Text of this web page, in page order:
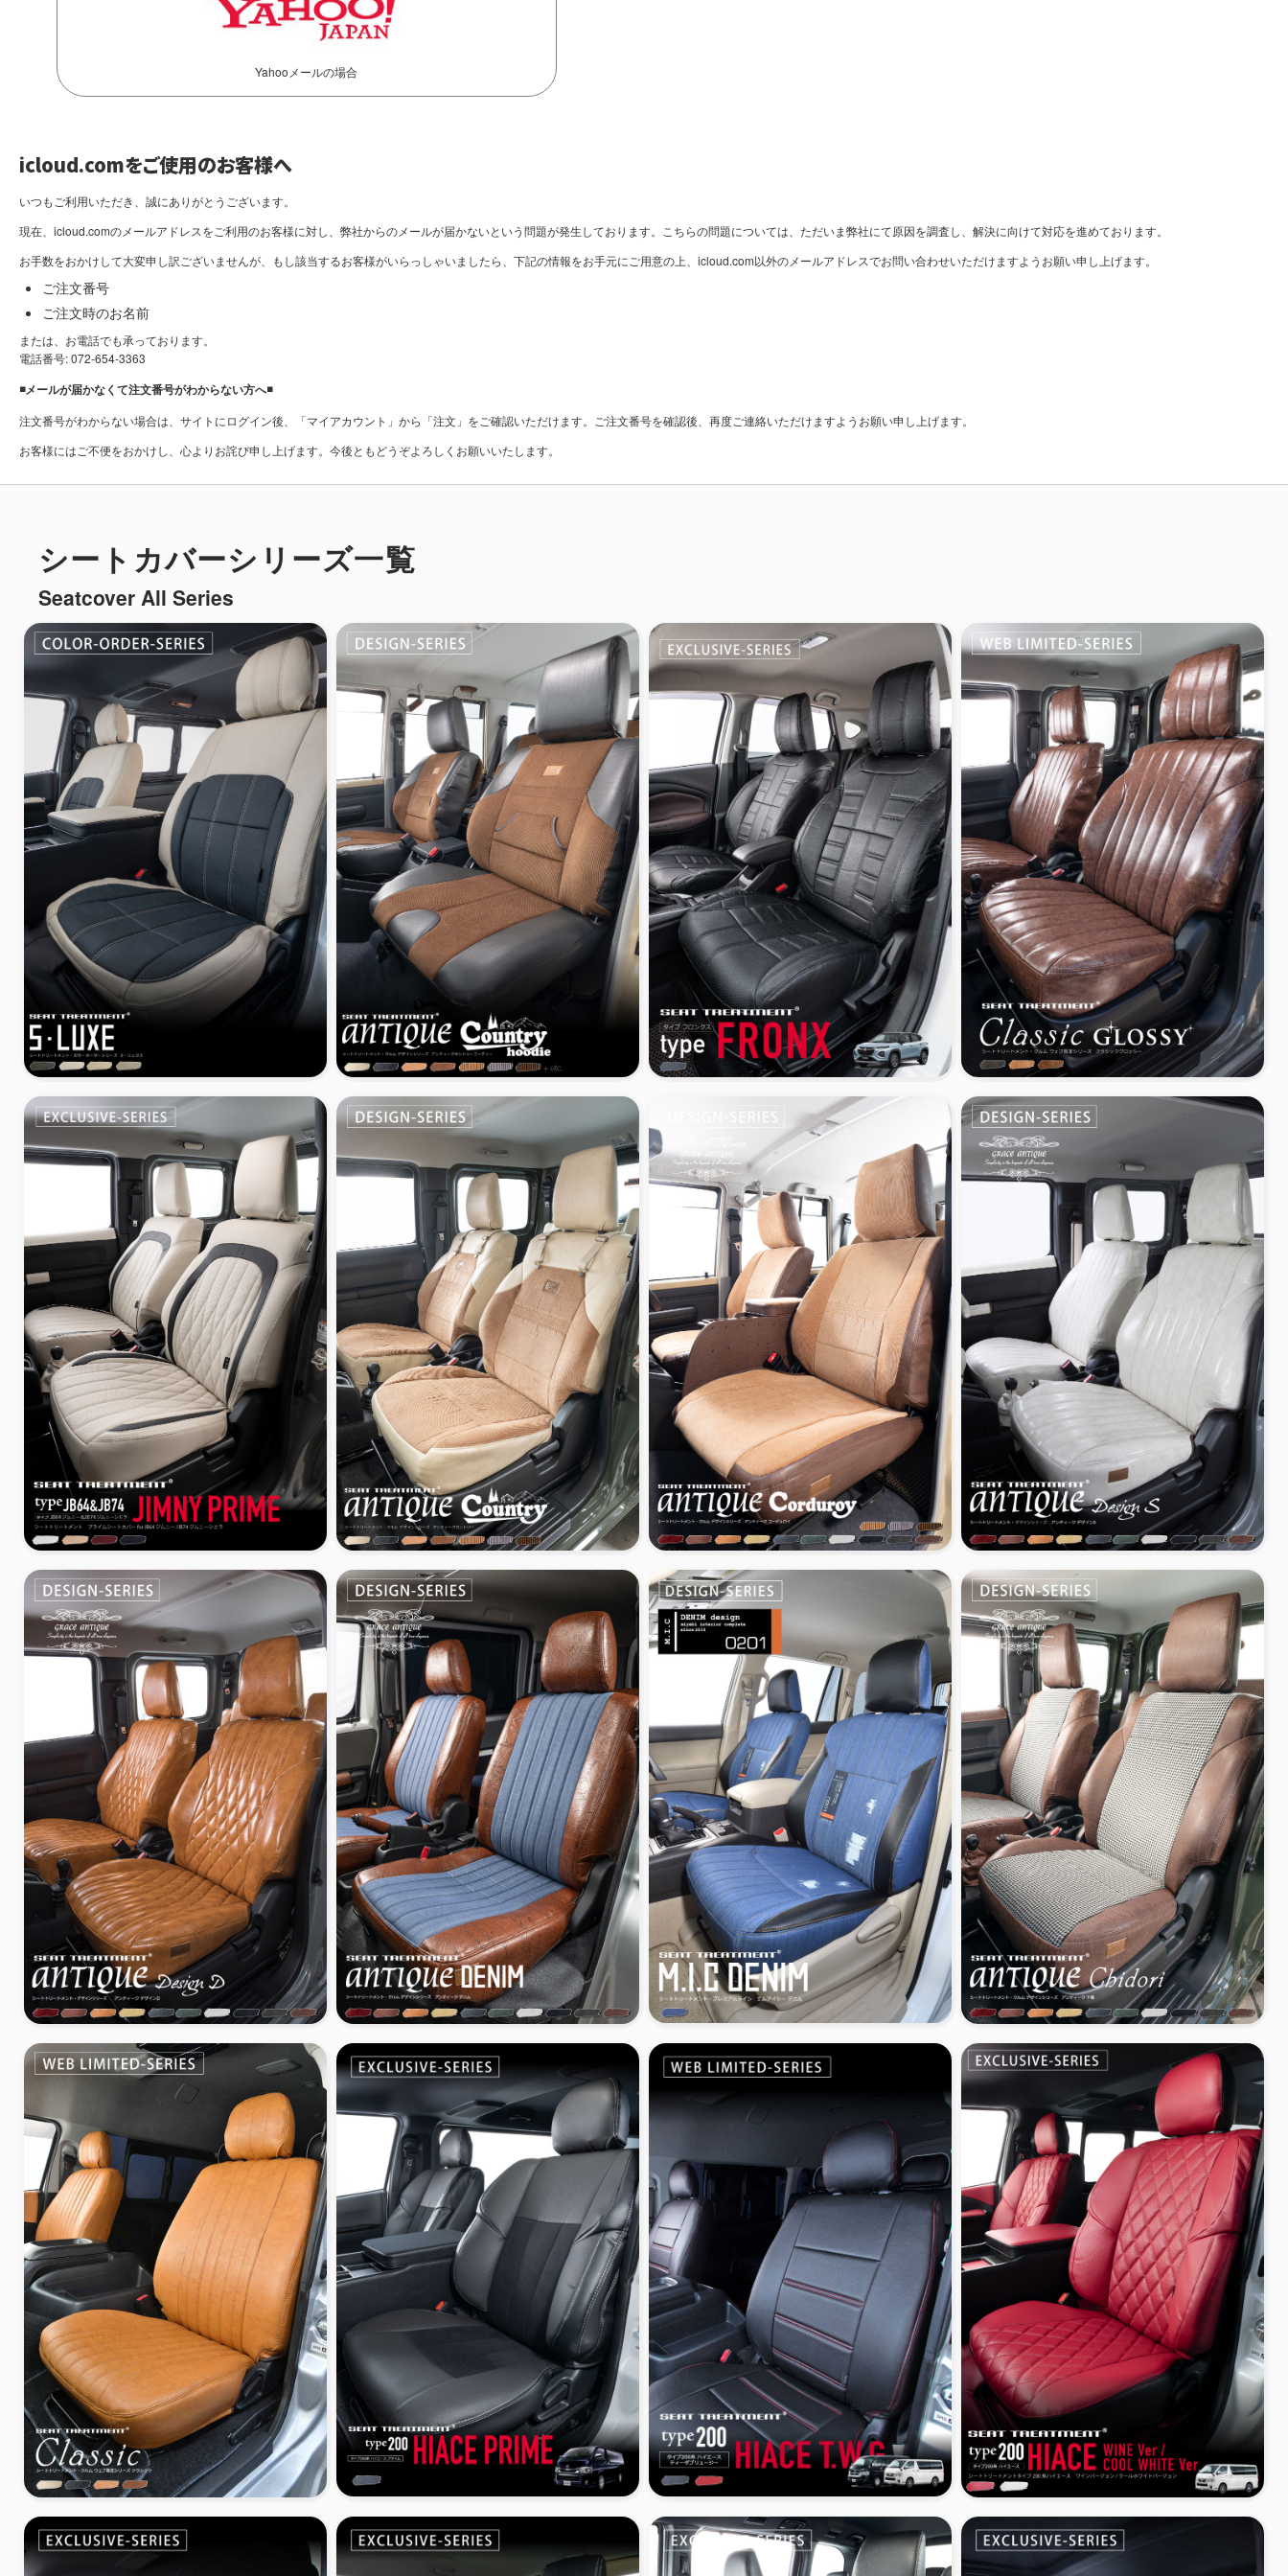
Yahooメールの場合
icloud.comをご使用のお客様へ
いつもご利用いただき、誠にありがとうございます。
現在、icloud.comのメールアドレスをご利用のお客様に対し、弊社からのメールが届かないという問題が発生しております。こちらの問題については、ただいま弊社にて原因を調査し、解決に向けて対応を進めております。
お手数をおかけして大変申し訳ございませんが、もし該当するお客様がいらっしゃいましたら、下記の情報をお手元にご用意の上、icloud.com以外のメールアドレスでお問い合わせいただけますようお願い申し上げます。
ご注文番号
ご注文時のお名前
または、お電話でも承っております。
電話番号: 072-654-3363
◾️メールが届かなくて注文番号がわからない方へ◾️
注文番号がわからない場合は、サイトにログイン後、「マイアカウント」から「注文」をご確認いただけます。ご注文番号を確認後、再度ご連絡いただけますようお願い申し上げます。
お客様にはご不便をおかけし、心よりお詫び申し上げます。今後ともどうぞよろしくお願いいたします。
シートカバーシリーズ一覧
Seatcover All Series